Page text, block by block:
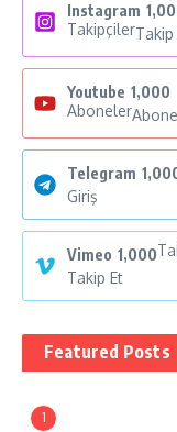
Instagram
TakipçilerTakip
Youtube 1,000
Aboneler
Telegram
Giriş
Vimeo 1,000
Takip Et
Featured Posts
1